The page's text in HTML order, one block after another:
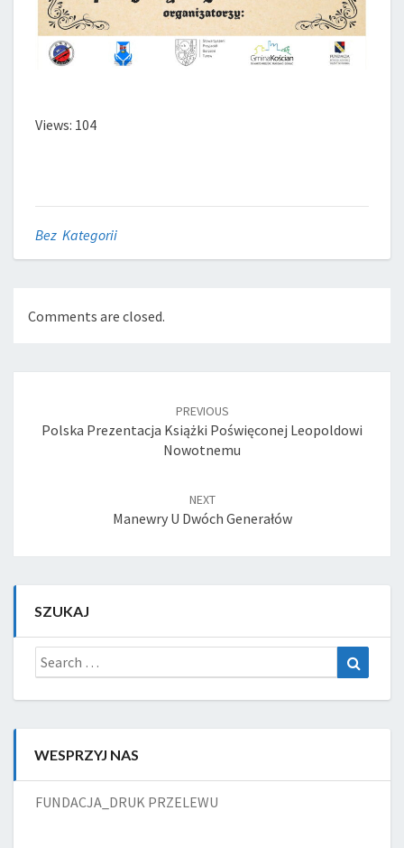
Views: 104
Bez Kategorii
Comments are closed.
PREVIOUS
Polska Prezentacja Książki Poświęconej Leopoldowi
Nowotnemu
NEXT
Manewry U Dwóch Generałów
SZUKAJ
Search
for:
WESPRZYJ NAS
FUNDACJA_DRUK PRZELEWU